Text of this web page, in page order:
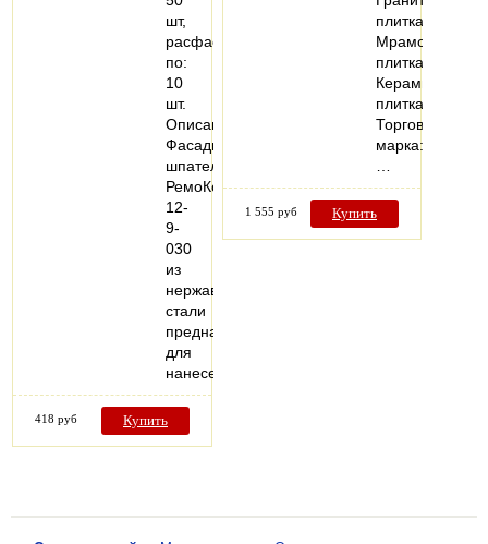
шт,
расфасовано
по:
10
шт.
Описание:
Фасадный
шпатель
РемоКолор
12-
9-
030
из
нержавеющей
стали
предназначен
для
нанесения…
418 руб Купить
плитка;
Мраморная
плитка;
Керамическая
плитка
Торговая
марка:
1 555 руб Купить